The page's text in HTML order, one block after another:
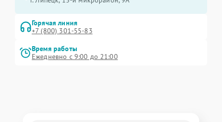
Горячая линия
+7 (800) 301-55-83
Время работы
Ежедневно с 9:00 до 21:00